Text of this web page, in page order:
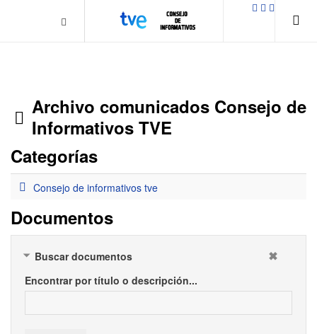
url('../../images/contact.png') 0 0 no-repeat; color: #eaeaea; padding:
Carpeta
Archivo comunicados Consejo de
Informativos TVE
Categorías
Carpeta
Consejo de informativos tve
Documentos
Buscar documentos
Encontrar por título o descripción...